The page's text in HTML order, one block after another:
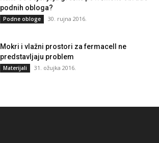
podnih obloga?
Podne obloge 30. rujna 2016.
Mokri i vlažni prostori za fermacell ne
predstavljaju problem
Materijali 31. ožujka 2016.